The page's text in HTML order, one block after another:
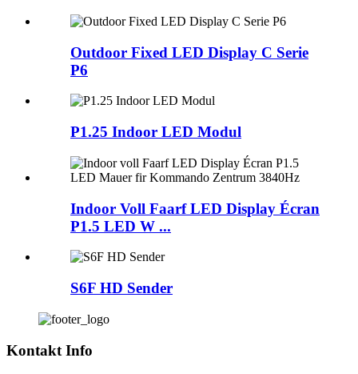
Outdoor Fixed LED Display C Serie
P6
P1.25 Indoor LED Modul
Indoor Voll Faarf LED Display Écran
P1.5 LED W ...
S6F HD Sender
Kontakt Info